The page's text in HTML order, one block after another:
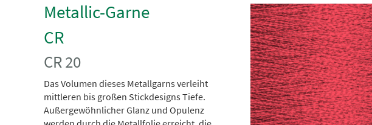
Metallic-Garne
CR
CR 20
Das Volumen dieses Metallgarns verleiht
mittleren bis großen Stickdesigns Tiefe.
Außergewöhnlicher Glanz und Opulenz